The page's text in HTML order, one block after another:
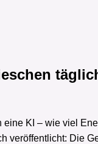
eine KI – wie viel
veröffentlicht: Die